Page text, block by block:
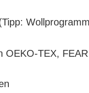
OEKO-TEX,